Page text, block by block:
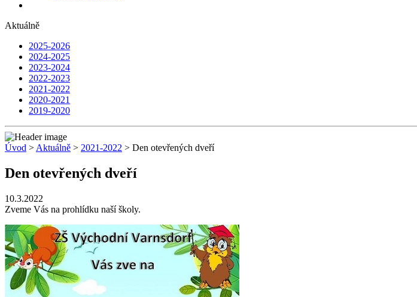
Aktuálně
2025-2026
2024-2025
2023-2024
2022-2023
2021-2022
2020-2021
2019-2020
Úvod > Aktuálně > 2021-2022 > Den otevřených dveří
Den otevřených dveří
10.3.2022
Zveme Vás na prohlídku naší školy.